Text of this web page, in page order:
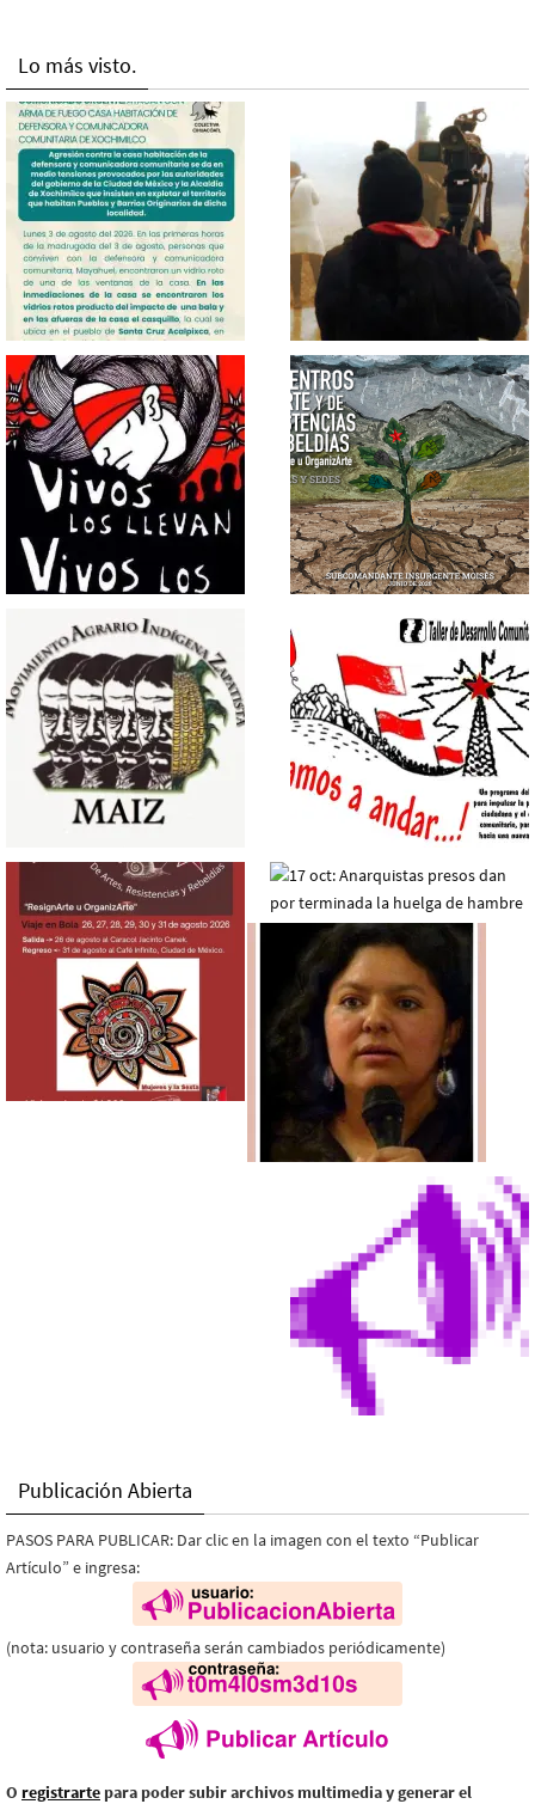
Lo más visto.
Publicación Abierta
PASOS PARA PUBLICAR: Dar clic en la imagen con el texto “Publicar
Artículo” e ingresa:
(nota: usuario y contraseña serán cambiados periódicamente)
O registrarte para poder subir archivos multimedia y generar el